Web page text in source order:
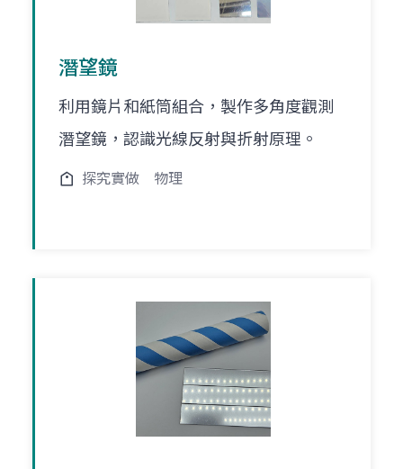
潛望鏡
利用鏡片和紙筒組合，製作多角度觀測
潛望鏡，認識光線反射與折射原理。
探究實做 物理